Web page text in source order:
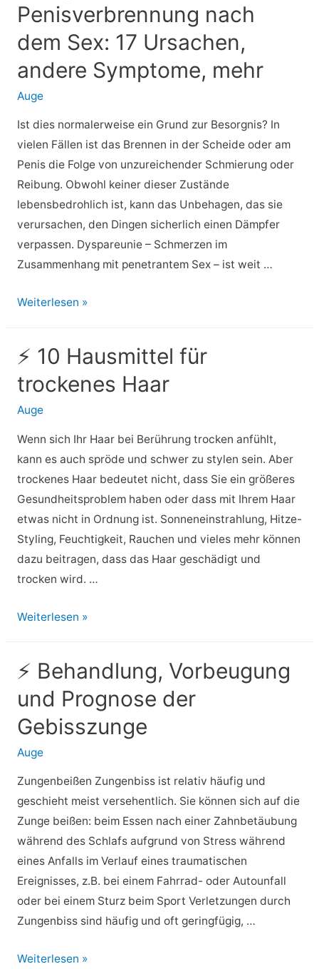
Nebenwirkungen
und
Pflege
Penisverbrennung nach
dem Sex: 17 Ursachen,
andere Symptome, mehr
Auge
Ist dies normalerweise ein Grund zur Besorgnis? In
vielen Fällen ist das Brennen in der Scheide oder am
Penis die Folge von unzureichender Schmierung oder
Reibung. Obwohl keiner dieser Zustände
lebensbedrohlich ist, kann das Unbehagen, das sie
verursachen, den Dingen sicherlich einen Dämpfer
verpassen. Dyspareunie – Schmerzen im
Zusammenhang mit penetrantem Sex – ist weit …
⚡
Penisverbrennung
nach
Sex:
17
Ursachen,
andere
Symptome,
mehr
Weiterlesen »
⚡ 10 Hausmittel für
trockenes Haar
Auge
Wenn sich Ihr Haar bei Berührung trocken anfühlt,
kann es auch spröde und schwer zu stylen sein. Aber
trockenes Haar bedeutet nicht, dass Sie ein größeres
Gesundheitsproblem haben oder dass mit Ihrem Haar
etwas nicht in Ordnung ist. Sonneneinstrahlung, Hitze-
Styling, Feuchtigkeit, Rauchen und vieles mehr können
dazu beitragen, dass das Haar geschädigt und
trocken wird. …
⚡
für
trockenes
Haar
Weiterlesen »
⚡ Behandlung, Vorbeugung
und Prognose der
Gebisszunge
Auge
Zungenbeißen Zungenbiss ist relativ häufig und
geschieht meist versehentlich. Sie können sich auf die
Zunge beißen: beim Essen nach einer Zahnbetäubung
während des Schlafs aufgrund von Stress während
eines Anfalls im Verlauf eines traumatischen
Ereignisses, z.B. bei einem Fahrrad- oder Autounfall
oder bei einem Sturz beim Sport Verletzungen durch
Zungenbiss sind häufig und oft geringfügig, …
⚡
Weiterlesen »